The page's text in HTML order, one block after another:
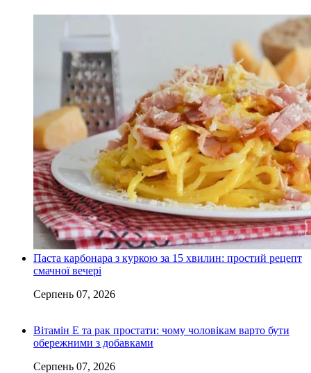
Паста карбонара з куркою за 15 хвилин: простий рецепт
смачної вечері
Серпень 07, 2026
Вітамін Е та рак простати: чому чоловікам варто бути
обережними з добавками
Серпень 07, 2026